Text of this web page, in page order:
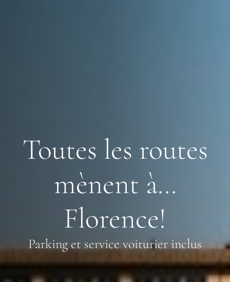
Toutes les routes
mènent à…
Florence!
Parking et service voiturier inclus